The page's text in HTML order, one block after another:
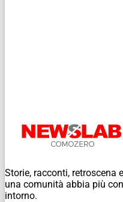
Storie, racconti, retroscena
una comunità abbia più
intorno.